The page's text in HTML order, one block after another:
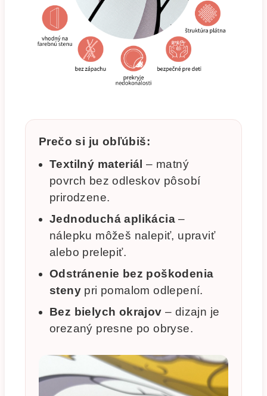
Prečo si ju obľúbiš:
Textilný materiál – matný
povrch bez odleskov pôsobí
prirodzene.
Jednoduchá aplikácia –
nálepku môžeš nalepiť, upraviť
alebo prelepiť.
Odstránenie bez poškodenia
steny pri pomalom odlepení.
Bez bielych okrajov – dizajn je
orezaný presne po obryse.